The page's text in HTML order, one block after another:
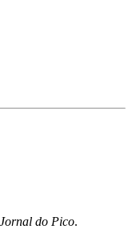
Jornal do Pico.